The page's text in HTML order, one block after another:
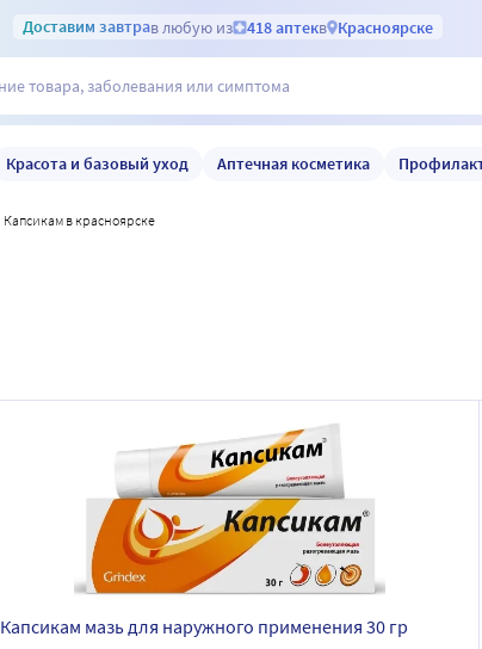
Доставим завтрав любую из 418 аптекв Красноярске
Красота и базовый уход Аптечная косметика
капсикам в красноярске
Капсикам мазь для наружного применения 30 гр